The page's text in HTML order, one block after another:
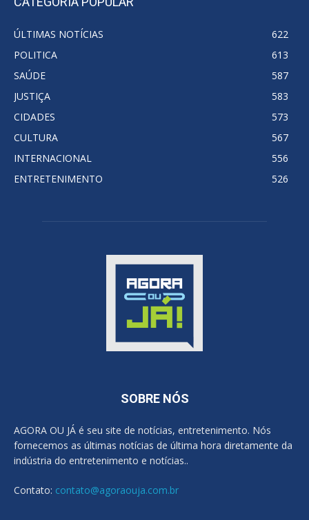
ÚLTIMAS NOTÍCIAS
622
POLITICA
613
SAÚDE
587
JUSTIÇA
583
CIDADES
573
CULTURA
567
INTERNACIONAL
556
ENTRETENIMENTO
526
SOBRE NÓS
AGORA OU JÁ é seu site de notícias, entretenimento. Nós
fornecemos as últimas notícias de última hora diretamente da
indústria do entretenimento e notícias..
Contato: contato@agoraouja.com.br